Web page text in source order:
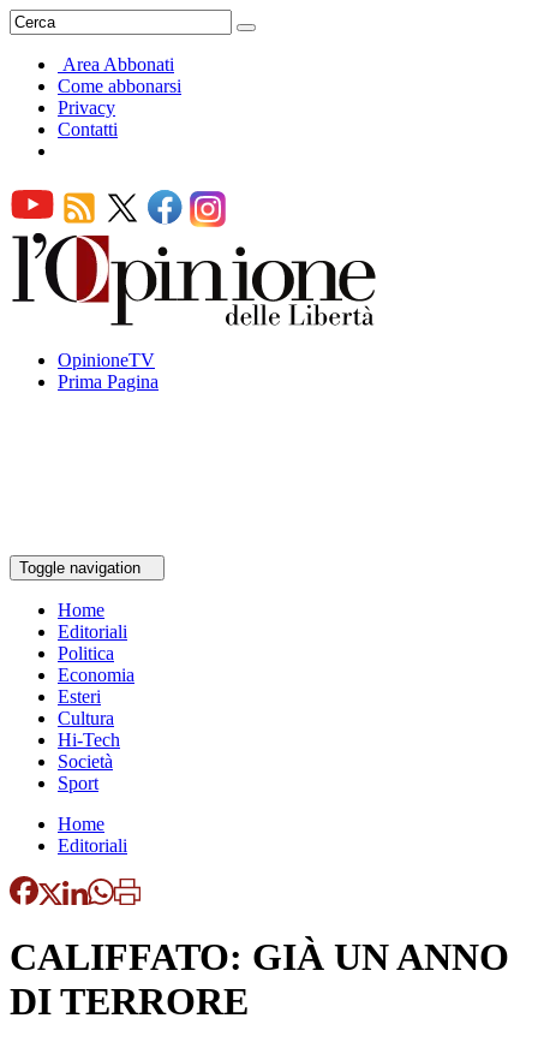
Area Abbonati
Come abbonarsi
Privacy
Contatti
OpinioneTV
Prima Pagina
Toggle navigation
Home
Editoriali
Politica
Economia
Esteri
Cultura
Hi-Tech
Società
Sport
Home
Editoriali
CALIFFATO: GIÀ UN ANNO
DI TERRORE